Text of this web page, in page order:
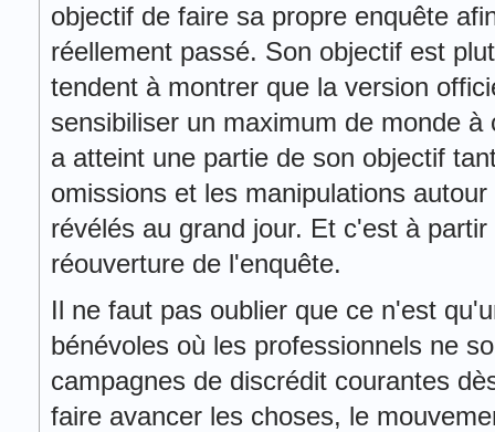
objectif de faire sa propre enquête
réellement passé. Son objectif est
tendent à montrer que la version
sensibiliser un maximum de monde
a atteint une partie de son objectif
omissions et les manipulations
révélés au grand jour. Et c'est à
réouverture de l'enquête.
Il ne faut pas oublier que ce n'est
bénévoles où les professionnels ne
campagnes de discrédit courantes
faire avancer les choses, le